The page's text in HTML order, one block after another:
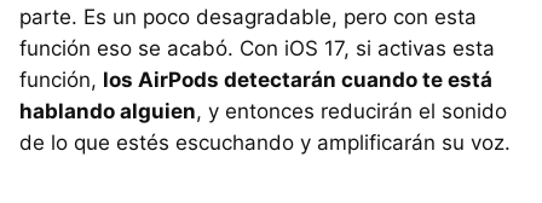
parte. Es un poco desagradable, pero con esta
función eso se acabó. Con iOS 17, si activas esta
función, los AirPods detectarán cuando te está
hablando alguien, y entonces reducirán el sonido
de lo que estés escuchando y amplificarán su voz.